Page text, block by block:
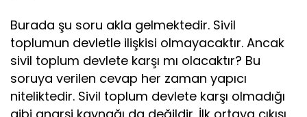
Burada şu soru akla gelmektedir. Sivil
toplumun devletle ilişkisi olmayacaktır. Ancak
sivil toplum devlete karşı mı olacaktır? Bu
soruya verilen cevap her zaman yapıcı
niteliktedir. Sivil toplum devlete karşı olmadığı
gibi anarşi kaynağı da değildir. İlk ortaya çıkışı